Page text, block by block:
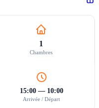
1
Chambres
15:00 — 10:00
Arrivée / Départ